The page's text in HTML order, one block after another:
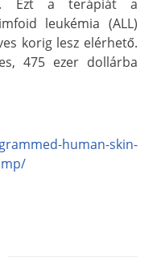
Ezt a terápiát a
leukémia (ALL)
korig lesz elérhető.
475 ezer dollárba
human-skin-